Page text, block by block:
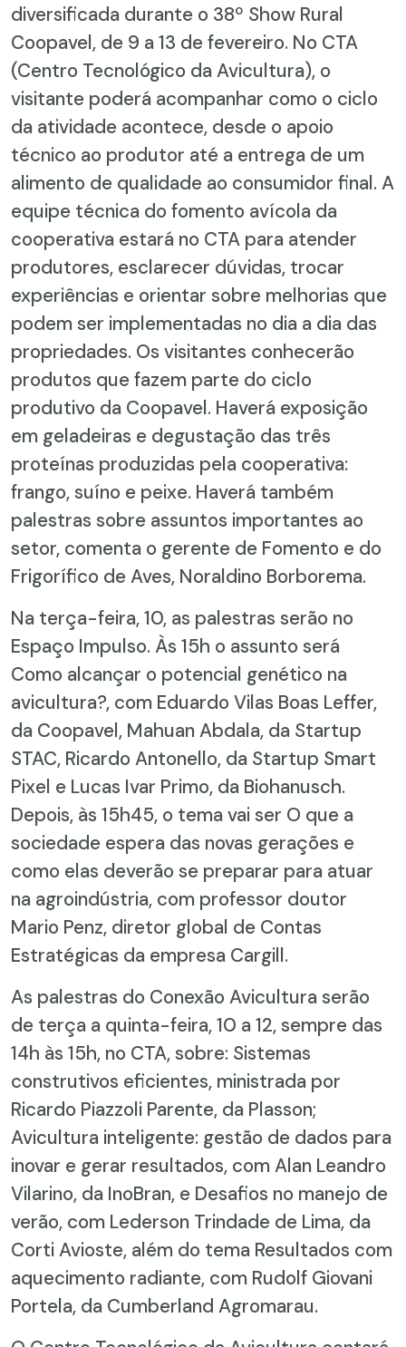
diversificada durante o 38º Show Rural
Coopavel, de 9 a 13 de fevereiro. No CTA
(Centro Tecnológico da Avicultura), o
visitante poderá acompanhar como o ciclo
da atividade acontece, desde o apoio
técnico ao produtor até a entrega de um
alimento de qualidade ao consumidor final. A
equipe técnica do fomento avícola da
cooperativa estará no CTA para atender
produtores, esclarecer dúvidas, trocar
experiências e orientar sobre melhorias que
podem ser implementadas no dia a dia das
propriedades. Os visitantes conhecerão
produtos que fazem parte do ciclo
produtivo da Coopavel. Haverá exposição
em geladeiras e degustação das três
proteínas produzidas pela cooperativa:
frango, suíno e peixe. Haverá também
palestras sobre assuntos importantes ao
setor, comenta o gerente de Fomento e do
Frigorífico de Aves, Noraldino Borborema.
Na terça-feira, 10, as palestras serão no
Espaço Impulso. Às 15h o assunto será
Como alcançar o potencial genético na
avicultura?, com Eduardo Vilas Boas Leffer,
da Coopavel, Mahuan Abdala, da Startup
STAC, Ricardo Antonello, da Startup Smart
Pixel e Lucas Ivar Primo, da Biohanusch.
Depois, às 15h45, o tema vai ser O que a
sociedade espera das novas gerações e
como elas deverão se preparar para atuar
na agroindústria, com professor doutor
Mario Penz, diretor global de Contas
Estratégicas da empresa Cargill.
As palestras do Conexão Avicultura serão
de terça a quinta-feira, 10 a 12, sempre das
14h às 15h, no CTA, sobre: Sistemas
construtivos eficientes, ministrada por
Ricardo Piazzoli Parente, da Plasson;
Avicultura inteligente: gestão de dados para
inovar e gerar resultados, com Alan Leandro
Vilarino, da InoBran, e Desafios no manejo de
verão, com Lederson Trindade de Lima, da
Corti Avioste, além do tema Resultados com
aquecimento radiante, com Rudolf Giovani
Portela, da Cumberland Agromarau.